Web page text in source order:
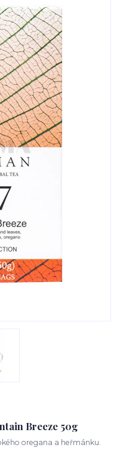
Breeze 50g
oregana a heřmánku.